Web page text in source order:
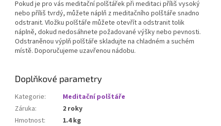
Pokud je pro vás meditační polštářek při meditaci příliš vysoký
nebo příliš tvrdý, můžete náplň z meditačního polštáře snadno
odstranit. Vložku polštáře můžete otevřít a odstranit tolik
náplně, dokud nedosáhnete požadované výšky nebo pevnosti.
Odstraněnou výplň polštáře skladujte na chladném a suchém
místě. Doporučujeme uzavřenou nádobu.
Doplňkové parametry
Kategorie:
Meditační polštáře
Záruka:
2 roky
Hmotnost:
1.4 kg